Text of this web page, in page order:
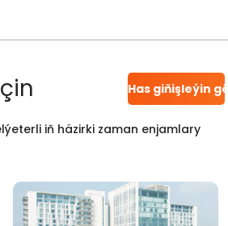
Has giňişleýin gör
iň häzirki zaman enjamlary